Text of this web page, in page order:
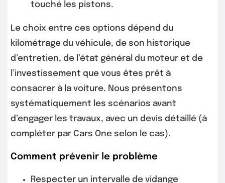
touché les pistons.
Le choix entre ces options dépend du
kilométrage du véhicule, de son historique
d’entretien, de l’état général du moteur et de
l’investissement que vous êtes prêt à
consacrer à la voiture. Nous présentons
systématiquement les scénarios avant
d’engager les travaux, avec un devis détaillé (à
compléter par Cars One selon le cas).
Comment prévenir le problème
Respecter un intervalle de vidange